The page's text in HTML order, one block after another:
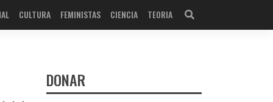
CULTURA FEMINISTAS CIENCIA TEORIA
DONAR